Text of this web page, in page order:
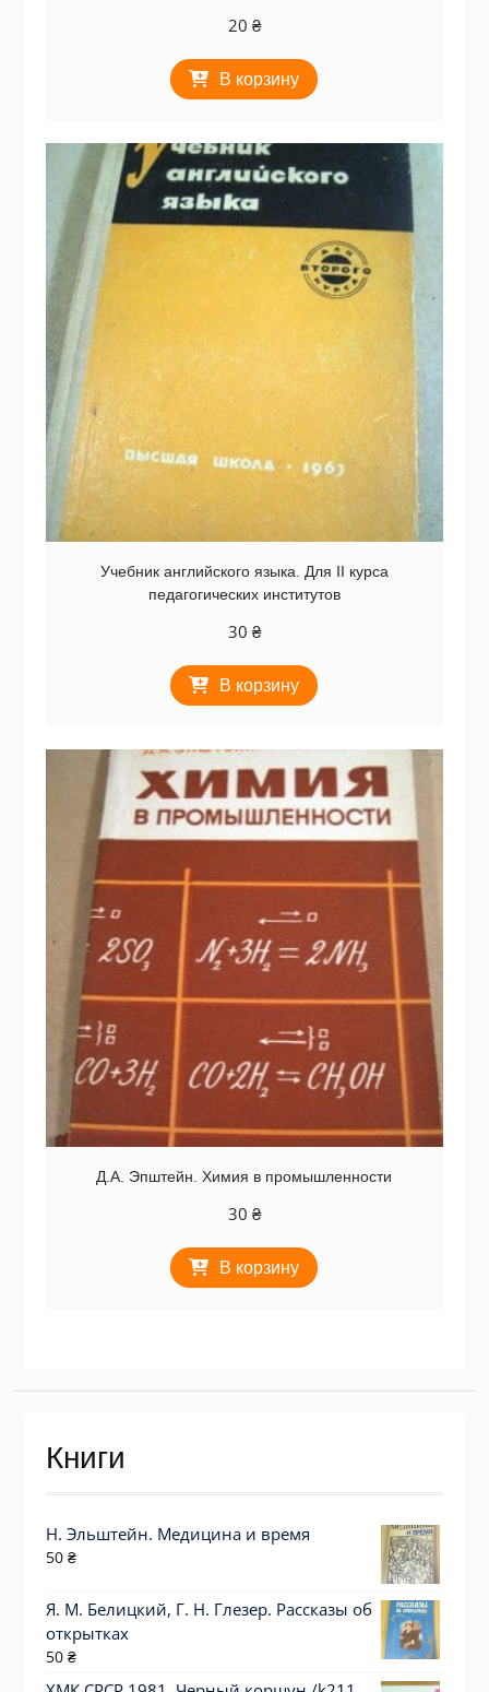
20 ₴
В корзину
Учебник английского языка. Для II курса
педагогических институтов
30 ₴
В корзину
Д.А. Эпштейн. Химия в промышленности
30 ₴
В корзину
Книги
Н. Эльштейн. Медицина и время
50 ₴
Я. М. Белицкий, Г. Н. Глезер. Рассказы об
открытках
50 ₴